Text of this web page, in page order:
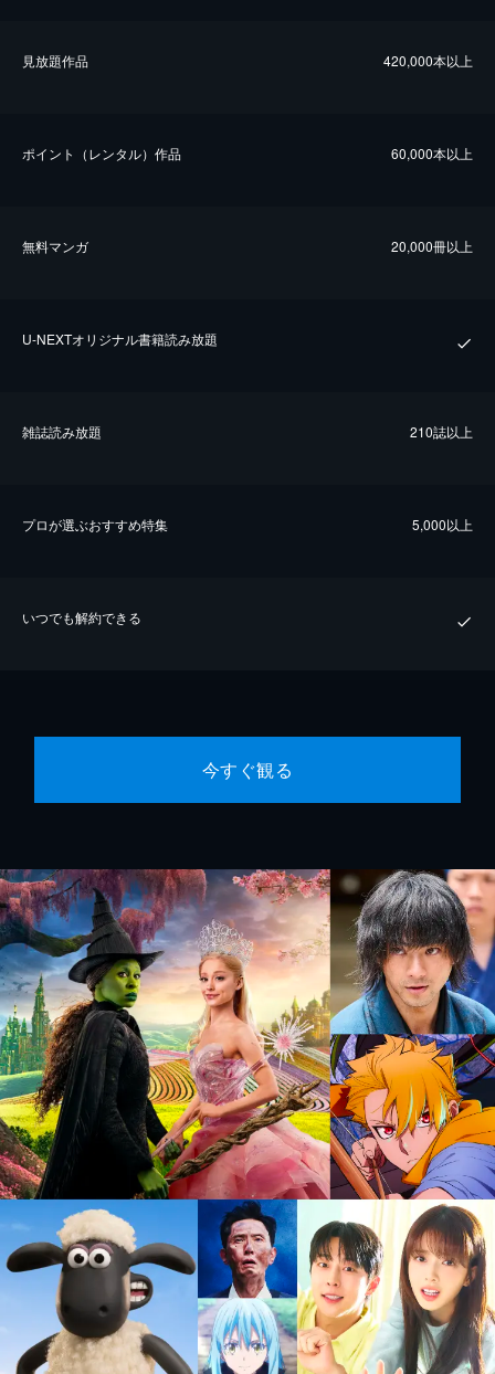
⾒放題作品 420,000本以上
ポイント（レンタル）作品 60,000本以上
無料マンガ 20,000冊以上
U-NEXTオリジナル書籍読み放題
雑誌読み放題 210誌以上
プロが選ぶおすすめ特集 5,000以上
いつでも解約できる
今すぐ観る